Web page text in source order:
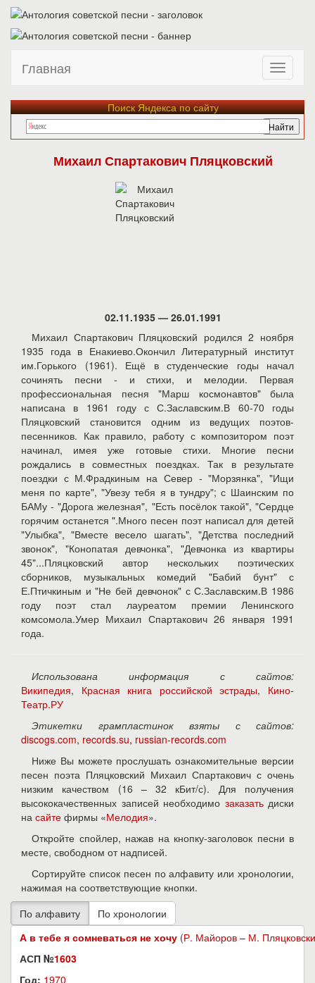
Главная
Поиск Яндекса по сайту
Михаил Спартакович Пляцковский
02.11.1935 — 26.01.1991
Михаил Спартакович Пляцковский родился 2 ноября
1935 года в Енакиево.Окончил Литературный институт
им.Горького (1961). Ещё в студенческие годы начал
сочинять песни - и стихи, и мелодии. Первая
профессиональная песня "Марш космонавтов" была
написана в 1961 году с С.Заславским.В 60-70 годы
Пляцковский становится одним из ведущих поэтов-
песенников. Как правило, работу с композитором поэт
начинал, имея уже готовые стихи. Многие песни
рождались в совместных поездках. Так в результате
поездки с М.Фрадкиным на Север - "Морзянка", "Ищи
меня по карте", "Увезу тебя я в тундру"; с Шаинским по
БАМу - "Дорога железная", "Есть посёлок такой", "Сердце
горячим останется ".Много песен поэт написал для детей
"Улыбка", "Вместе весело шагать", "Детства последний
звонок", "Конопатая девчонка", "Девчонка из квартиры
45"...Пляцковский автор нескольких поэтических
сборников, музыкальных комедий "Бабий бунт" с
Е.Птичкиным и "Не бей девчонок" с С.Заславским.В 1986
году поэт стал лауреатом премии Ленинского
комсомола.Умер Михаил Спартакович 26 января 1991
года.
Использована информация с сайтов:
Википедия, Красная книга российской эстрады, Кино-
Театр.РУ
Этикетки грампластинок взяты с сайтов:
discogs.com, records.su, russian-records.com
Ниже Вы можете прослушать ознакомительные версии
песен поэта Пляцковский Михаил Спартакович с очень
низким качеством (16 – 32 кБит/с). Для получения
высококачественных записей необходимо заказатьдиски
на сайте фирмы «Мелодия».
Откройте спойлер, нажав на кнопку-заголовок песни в
месте, свободном от надписей.
Сортируйте список песен по алфавиту или хронологии,
нажимая на соответствующие кнопки.
А в тебе я сомневаться не хочу (Р. Майоров – М.
АСП №1603
Год: 1970